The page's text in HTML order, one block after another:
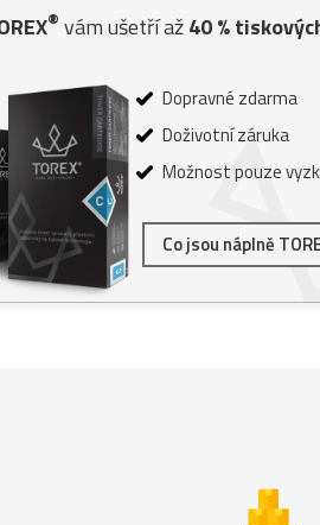
® vám ušetří až40%
Dopravné zdarma
Doživotní záruka
Možnost pouze
Co jsou náplně